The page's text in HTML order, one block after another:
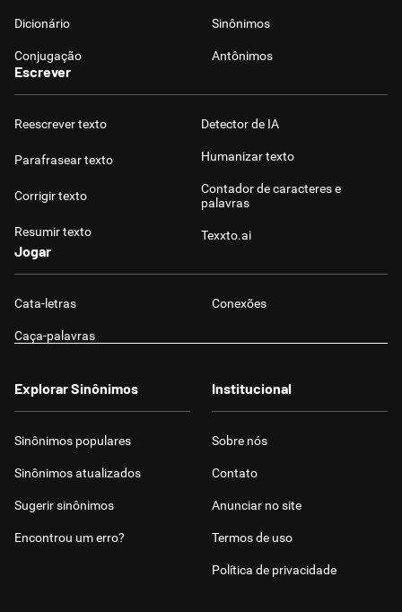
Dicionário Sinônimos
Conjugação Antônimos
Escrever
Reescrever texto
Parafrasear texto
Corrigir texto
Resumir texto
Detector de IA
Humanizar texto
Contador de caracteres e
palavras
Texxto.ai
Jogar
Cata-letras Conexões
Caça-palavras
Explorar Sinônimos
Sinônimos populares
Sinônimos atualizados
Sugerir sinônimos
Encontrou um erro?
Institucional
Sobre nós
Contato
Anunciar no site
Termos de uso
Política de privacidade